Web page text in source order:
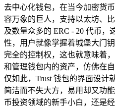
去中心化钱包，在当今加密货
容万象的巨人，支持以太坊、
及数量众多的 ERC - 20 代币，
性，用户就像掌握着城堡大门
完全的控制权，这也就意味着
和管理钱包内的资产，仿佛在
仅如此，Trust 钱包的界面设计
简洁而不失大方，易用却又功
币投资领域的新手小白，还是